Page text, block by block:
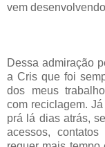
vem
Dessa admiração
a Cris que foi
dos meus
com reciclagem.
prá lá dias atrás,
acessos,